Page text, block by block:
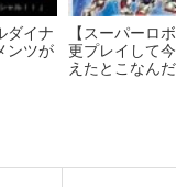
ダイナ
ンツが
【スーパーロ
更プレイして
えたとこなん